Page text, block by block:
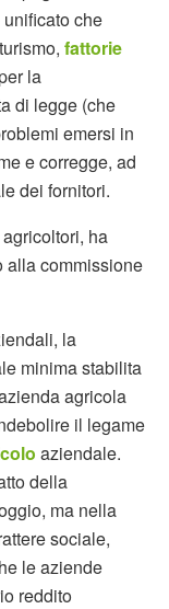
che
fattorie
la
di legge (che
emersi in
e corregge, ad
dei fornitori.
ha
alla commissione
la
minima stabilita
agricola
il legame
aziendale.
della
ma nella
sociale,
le aziende
reddito